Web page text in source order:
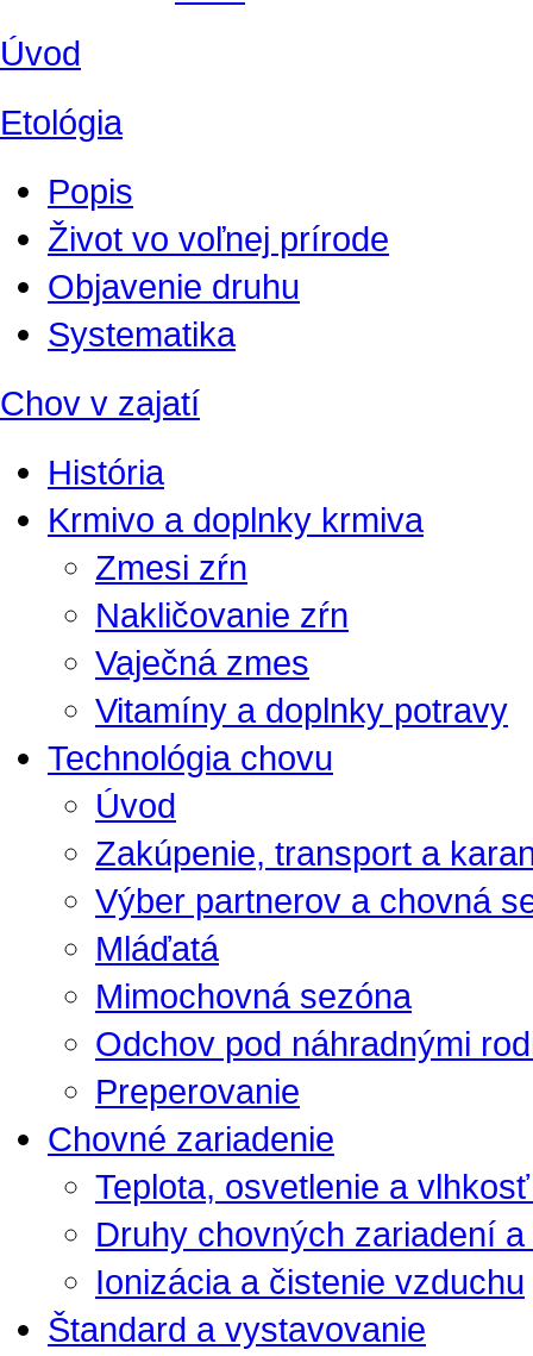
Úvod
Etológia
Popis
Život vo voľnej prírode
Objavenie druhu
Systematika
Chov v zajatí
História
Krmivo a doplnky krmiva
Zmesi zŕn
Nakličovanie zŕn
Vaječná zmes
Vitamíny a doplnky potravy
Technológia chovu
Úvod
Zakúpenie, transport a
Výber partnerov a chovná
Mláďatá
Mimochovná sezóna
Odchov pod náhradnými
Preperovanie
Chovné zariadenie
Teplota, osvetlenie a
Druhy chovných zariadení
Ionizácia a čistenie vzduchu
Štandard a vystavovanie